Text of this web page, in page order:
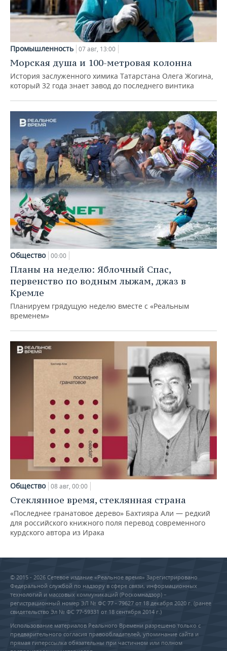
Промышленность 07 авг, 13:00
Морская душа и 100-метровая колонна
История заслуженного химика Татарстана Олега Жогина,
который 32 года знает завод до последнего винтика
Общество 00:00
Планы на неделю: Яблочный Спас,
первенство по водным лыжам, джаз в
Кремле
Планируем грядущую неделю вместе с «Реальным
временем»
Общество 08 авг, 00:00
Стеклянное время, стеклянная страна
«Последнее гранатовое дерево» Бахтияра Али — редкий
для российского книжного поля перевод современного
курдского автора из Ирака
© 2015 - 2026 Сетевое издание «Реальное время» Зарегистрировано
Федеральной службой по надзору в сфере связи, информационных
технологий и массовых коммуникаций (Роскомнадзор) –
регистрационный номер ЭЛ № ФС 77 - 79627 от 18 декабря 2020 г. (ранее
свидетельство Эл № ФС 77-59331 от 18 сентября 2014 г.)
Использование материалов Реального Времени разрешено только с
предварительного согласия правообладателей, упоминание сайта и
прямая гиперссылка обязательны при частичном или полном